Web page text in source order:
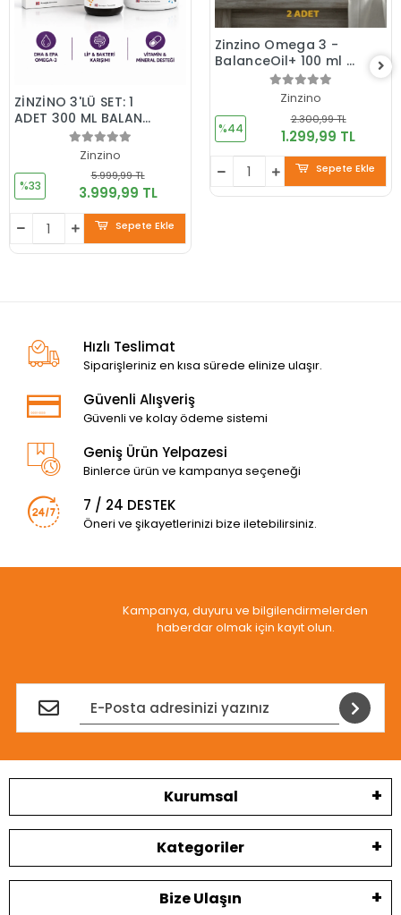
ZİNZİNO 3'LÜ SET: 1
ADET 300 ML BALANCE
OİL+, 1 ADET
ZİNOBİOTİK, 1 ADET
HEDİYE
Zinzino
%33
5.999,99 TL
3.999,99 TL
Sepete Ekle
Zinzino Omega 3 -
BalanceOil+ 100 ml 2
Zinzino
%44
2.300,99 TL
1.299,99 TL
Sepete Ekle
Hızlı Teslimat
Siparişleriniz en kısa sürede elinize ulaşır.
Güvenli Alışveriş
Güvenli ve kolay ödeme sistemi
Geniş Ürün Yelpazesi
Binlerce ürün ve kampanya seçeneği
7 / 24 DESTEK
Öneri ve şikayetlerinizi bize iletebilirsiniz.
Kampanya, duyuru ve bilgilendirmelerden
haberdar olmak için kayıt olun.
Kurumsal
Kategoriler
Bize Ulaşın